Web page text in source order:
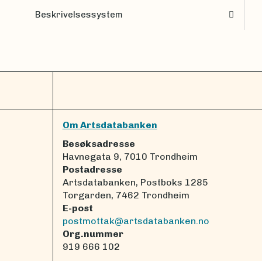
Beskrivelsessystem
Om Artsdatabanken
Besøksadresse
Havnegata 9, 7010 Trondheim
Postadresse
Artsdatabanken, Postboks 1285
Torgarden, 7462 Trondheim
E-post
postmottak@artsdatabanken.no
Org.nummer
919 666 102